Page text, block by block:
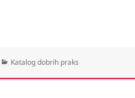
Kategorije
Katalog dobrih praks